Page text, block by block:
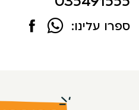
ספרו עלינו: